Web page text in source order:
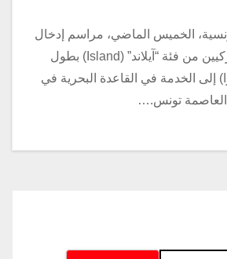
الخميس الماضي، مراسم إدخال
زورقين دورية أميركيين من فئة “آيلاند” (Island) بطول
(34 مترًا) إلى الخدمة في القاعدة البحرية في
تونس.…